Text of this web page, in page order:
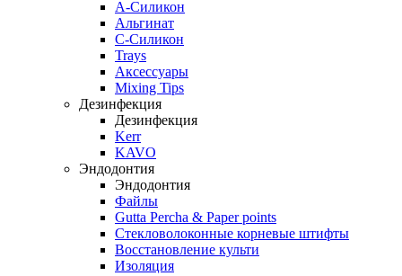
A-Силикон
Альгинат
C-Силикон
Trays
Аксессуары
Mixing Tips
Дезинфекция
Дезинфекция
Kerr
KAVO
Эндодонтия
Эндодонтия
Файлы
Gutta Percha & Paper points
Стекловолоконные корневые штифты
Восстановление культи
Изоляция